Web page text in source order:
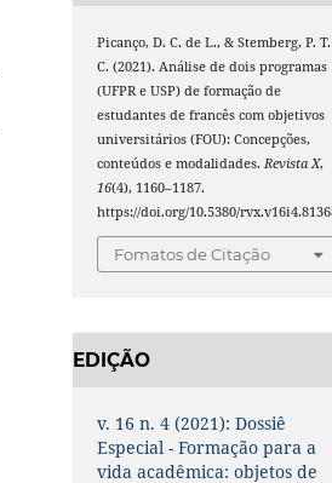
Picanço, D. C. de L., & Stemberg, P. T.
C. (2021). Análise de dois programas
(UFPR e USP) de formação de
estudantes de francês com objetivos
universitários (FOU): Concepções,
conteúdos e modalidades. Revista X,
16(4), 1160–1187.
https://doi.org/10.5380/
Fomatos de Citação
EDIÇÃO
v. 16 n. 4 (2021): Dossiê
Especial - Formação para a
vida acadêmica: objetos de